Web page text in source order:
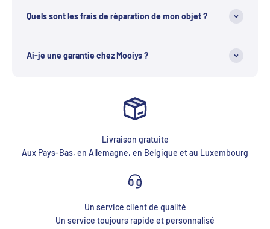
Quels sont les frais de réparation de mon objet ?
Ai-je une garantie chez Mooiys ?
Livraison gratuite
Aux Pays-Bas, en Allemagne, en Belgique et au Luxembourg
Un service client de qualité
Un service toujours rapide et personnalisé